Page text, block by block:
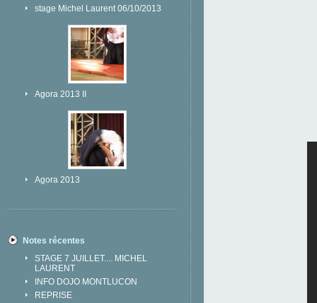
stage Michel Laurent 06/10/2013
Agora 2013 II
Agora 2013
Notes récentes
STAGE 7 JUILLET.... MICHEL
LAURENT
INFO DOJO MONTLUCON
REPRISE